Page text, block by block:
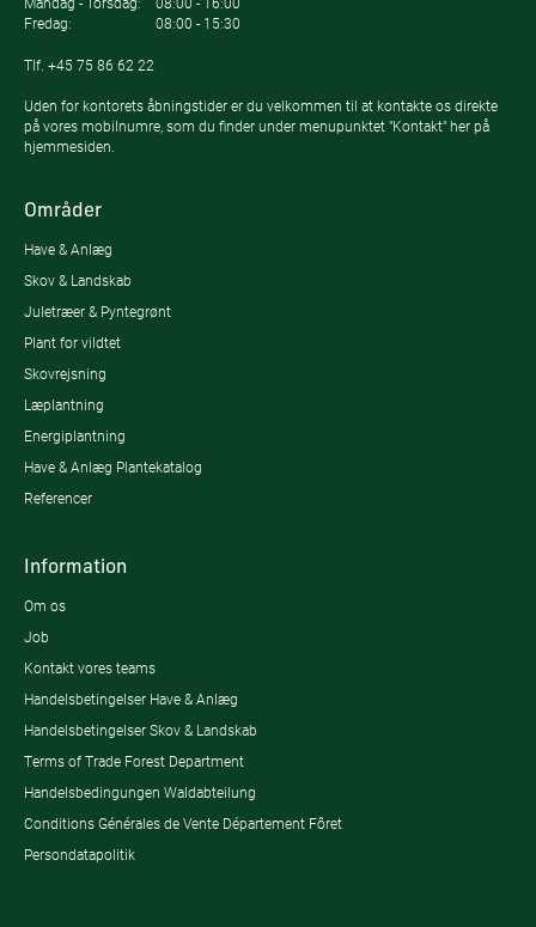
Fredag:
08:00 - 15:30
Tlf. +45 75 86 62 22
Uden for kontorets åbningstider er du velkommen til at kontakte os direkte
på vores mobilnumre, som du finder under menupunktet "Kontakt" her på
hjemmesiden.
Områder
Have & Anlæg
Skov & Landskab
Juletræer & Pyntegrønt
Plant for vildtet
Skovrejsning
Læplantning
Energiplantning
Have & Anlæg Plantekatalog
Referencer
Information
Om os
Job
Kontakt vores teams
Handelsbetingelser Have & Anlæg
Handelsbetingelser Skov & Landskab
Terms of Trade Forest Department
Handelsbedingungen Waldabteilung
Conditions Générales de Vente Département Fôret
Persondatapolitik